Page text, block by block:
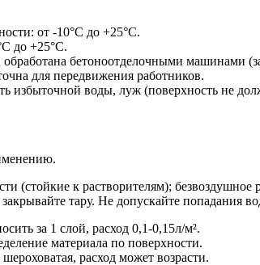
от -10°С до +25°C.
до +25°С.
бетоноотделочными машинами
для передвижения работников.
избыточной воды, луж (поверхность не
(стойкие к растворителям); безвоздушное
тару. Не допускайте попадания
за 1 слой, расход 0,1-0,15л/м².
материала по поверхности.
расход может возрасти.